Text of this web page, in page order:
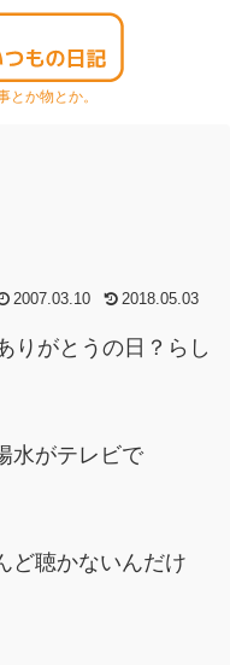
とか物とか。
2007.03.10 2018.05.03
りがとうの日？らし
水がテレビで
ど聴かないんだけ